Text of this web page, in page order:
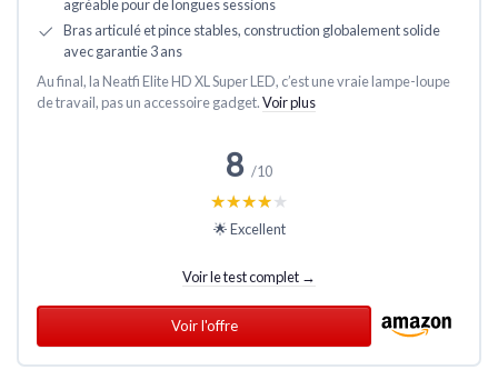
agréable pour de longues sessions
Bras articulé et pince stables, construction globalement solide
avec garantie 3 ans
Au final, la Neatfi Elite HD XL Super LED, c’est une vraie lampe-loupe
de travail, pas un accessoire gadget.Voir plus
8 /10
★★★★★
★★★★★
🌟 Excellent
Voir le test complet →
Voir l'offre